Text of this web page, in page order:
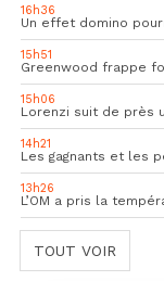
16h36
Un effet domino
15h51
15h06
Lorenzi suit de près
14h21
Les gagnants et les
13h26
L’OM a pris la
TOUT VOIR